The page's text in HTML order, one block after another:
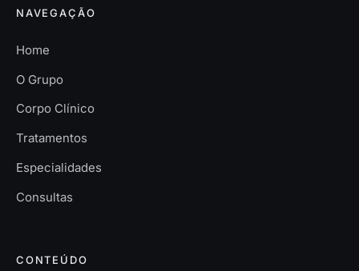
NAVEGAÇÃO
Home
O Grupo
Corpo Clínico
Tratamentos
Especialidades
Consultas
CONTEÚDO